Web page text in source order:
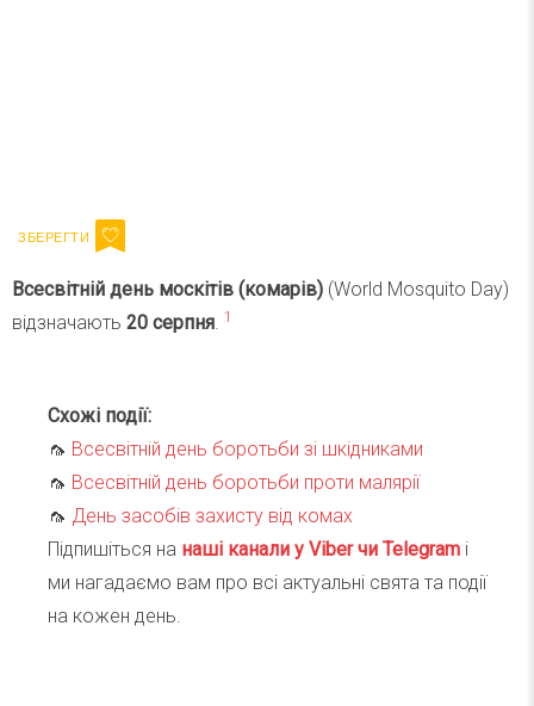
Всесвітній день москітів (комарів) (World Mosquito Day)
відзначають 20 серпня. 1
Схожі події:
🦟 Всесвітній день боротьби зі шкідниками
🦟 Всесвітній день боротьби проти малярії
🦟 День засобів захисту від комах
Підпишіться на наші канали у Viber чи Telegram і
ми нагадаємо вам про всі актуальні свята та події
на кожен день.